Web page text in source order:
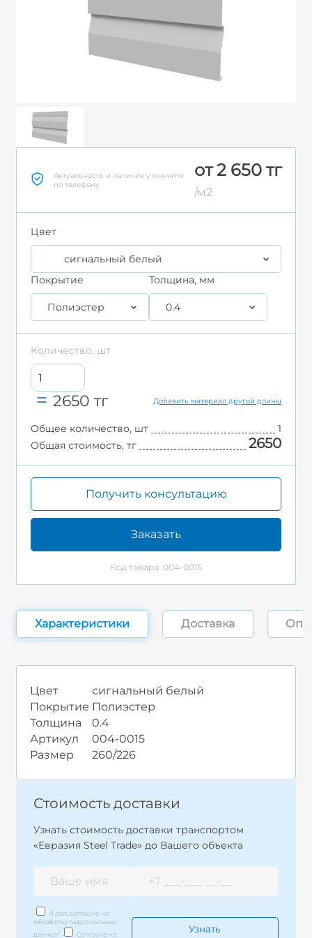
Актуальность и наличие уточняйте
по телефону
от 2 650 тг
/м2
Цвет
сигнальный белый
Покрытие
Полиэстер
Толщина, мм
0.4
Количество, шт
2650 тг Добавить материал другой длины
Общее количество, шт
1
Общая стоимость, тг
2650
Получить консультацию
Заказать
Код товара: 004-0015
Характеристики Доставка
Цвет
сигнальный белый
Покрытие Полиэстер
Толщина
0.4
Артикул
004-0015
Размер
260/226
Стоимость доставки
Узнать стоимость доставки транспортом
«Евразия Steel Trade» до Вашего объекта
Я даю согласие на
обработку персональных
данных* Согласие на